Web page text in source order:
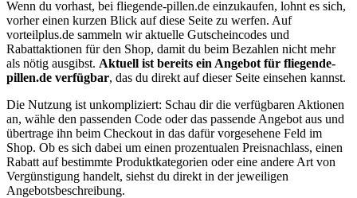
Wenn du vorhast, bei fliegende-pillen.de einzukaufen, lohnt es sich,
vorher einen kurzen Blick auf diese Seite zu werfen. Auf
vorteilplus.de sammeln wir aktuelle Gutscheincodes und
Rabattaktionen für den Shop, damit du beim Bezahlen nicht mehr
als nötig ausgibst. Aktuell ist bereits ein Angebot für fliegende-
pillen.de verfügbar, das du direkt auf dieser Seite einsehen kannst.
Die Nutzung ist unkompliziert: Schau dir die verfügbaren Aktionen
an, wähle den passenden Code oder das passende Angebot aus und
übertrage ihn beim Checkout in das dafür vorgesehene Feld im
Shop. Ob es sich dabei um einen prozentualen Preisnachlass, einen
Rabatt auf bestimmte Produktkategorien oder eine andere Art von
Vergünstigung handelt, siehst du direkt in der jeweiligen
Angebotsbeschreibung.